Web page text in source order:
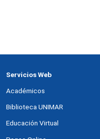
Servicios Web
Académicos
Biblioteca UNIMAR
Educación Virtual